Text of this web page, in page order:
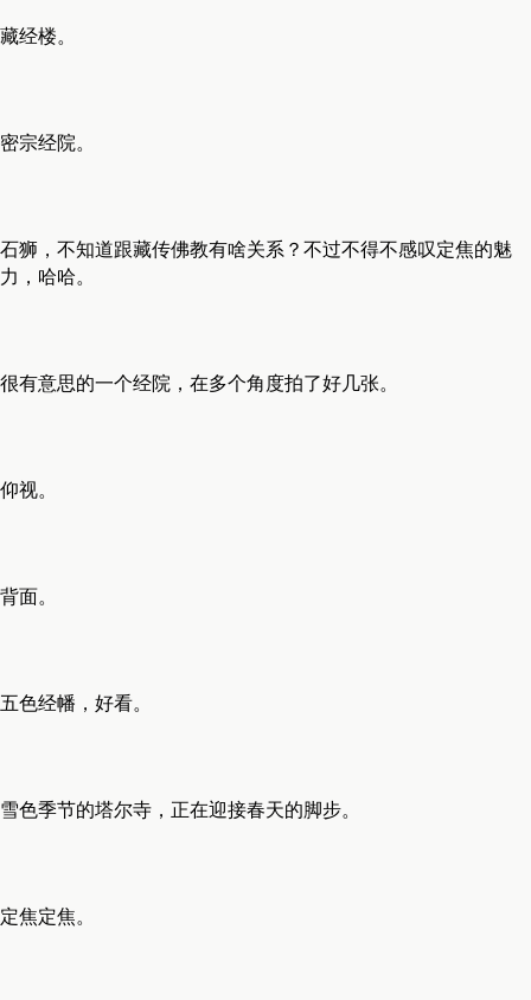
藏经楼。
密宗经院。
石狮，不知道跟藏传佛教有啥关系？不过不得不感叹定焦的魅
力，哈哈。
很有意思的一个经院，在多个角度拍了好几张。
仰视。
背面。
五色经幡，好看。
雪色季节的塔尔寺，正在迎接春天的脚步。
定焦定焦。